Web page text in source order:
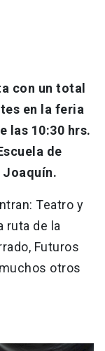
con un total
en la feria
las 10:30 hrs.
de
Joaquín.
Teatro y
ruta de la
Futuros
otros